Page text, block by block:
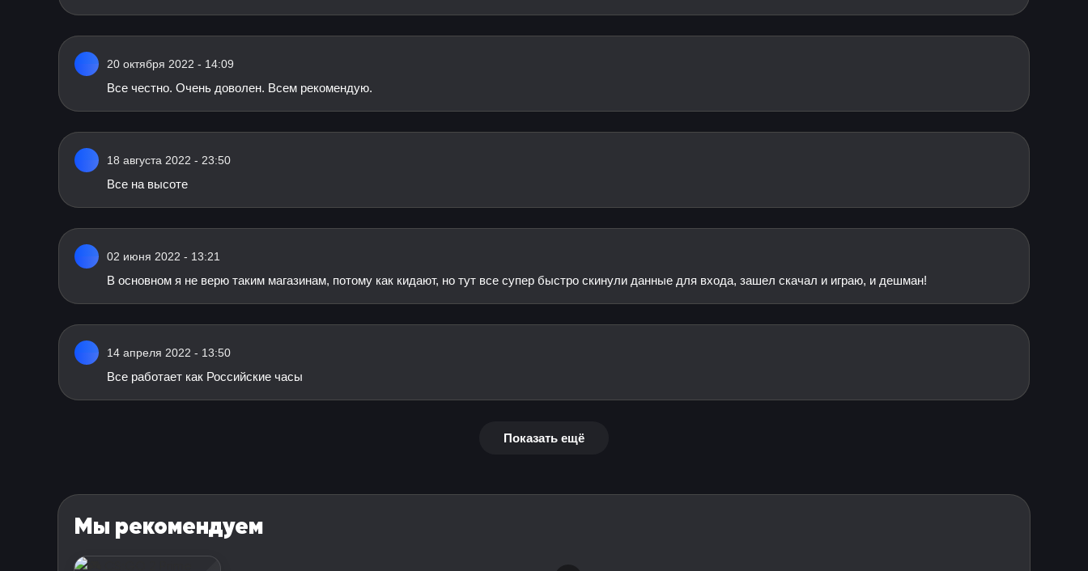
20 октября 2022 - 14:09
Все честно. Очень доволен. Всем рекомендую.
18 августа 2022 - 23:50
Все на высоте
02 июня 2022 - 13:21
В основном я не верю таким магазинам, потому как кидают, но тут все супер быстро скинули данные для входа, зашел скачал и играю, и дешман!
14 апреля 2022 - 13:50
Все работает как Российские часы
Показать ещё
Мы рекомендуем